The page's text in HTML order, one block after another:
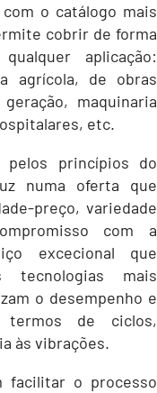
o catálogo mais
cobrir de forma
aplicação:
agrícola, de obras
maquinaria
etc.
pelos princípios do
numa oferta que
preço, variedade
com a
excecional que
tecnologias mais
o desempenho e
termos de ciclos,
às vibrações.
facilitar o processo